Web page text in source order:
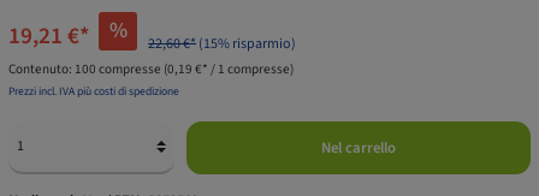
19,21 €* % 22,60 €*(15% risparmio)
Contenuto: 100 compresse (0,19 €* / 1 compresse)
Prezzi incl. IVA più costi di spedizione
Nel carrello